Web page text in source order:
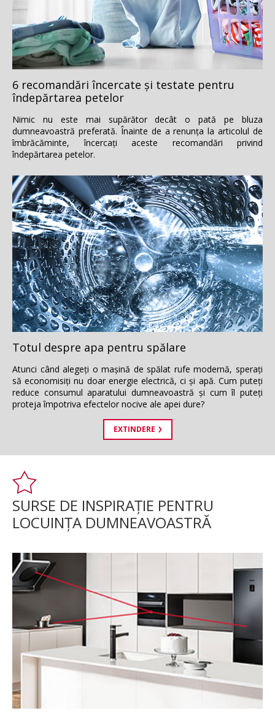
6 recomandări încercate şi testate pentru
îndepărtarea petelor
Nimic nu este mai supărător decât o pată pe bluza
dumneavoastră preferată. Înainte de a renunţa la articolul de
îmbrăcăminte, încercaţi aceste recomandări privind
îndepărtarea petelor.
Totul despre apa pentru spălare
Atunci când alegeţi o maşină de spălat rufe modernă, speraţi
să economisiţi nu doar energie electrică, ci şi apă. Cum puteţi
reduce consumul aparatului dumneavoastră şi cum îl puteţi
proteja împotriva efectelor nocive ale apei dure?
EXTINDERE
SURSE DE INSPIRAŢIE PENTRU
LOCUINŢA DUMNEAVOASTRĂ